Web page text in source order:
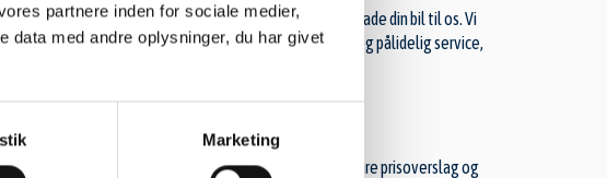
partnere inden for sociale medier,
data med andre oplysninger, du har givet
Marketing
vores kunder, så du altid føler dig tryg ved at overlade din bil til os. Vi
med din bil. Vores lokale værksteder står for personlig og pålidelig service,
aftalte tid og pris. Derfor sørger vi altid for at give klare prisoverslag og